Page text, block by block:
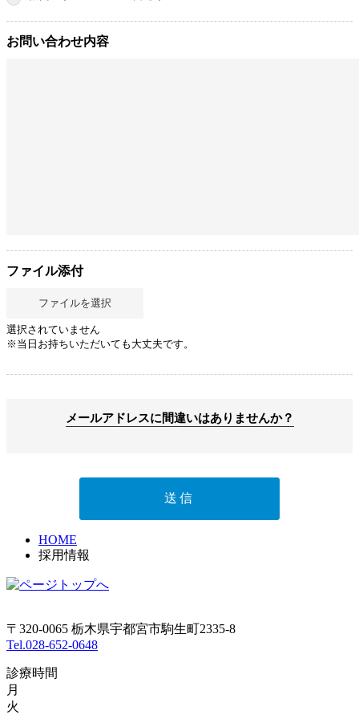
お問い合わせ内容
ファイル添付
ファイルを選択
選択されていません
※当日お持ちいただいても大丈夫です。
メールアドレスに間違いはありませんか？
HOME
採用情報
〒320-0065 栃木県宇都宮市駒生町2335-8
Tel.028-652-0648
診療時間
月
火